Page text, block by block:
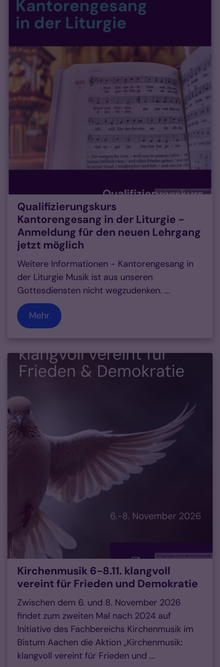
© Fachbereich Kirchenmusik
Qualifizierungskurs
Kantorengesang in der Liturgie -
Anmeldung für den neuen Lehrgang
jetzt möglich
Weitere Informationen - Kantorengesang in
der Liturgie Musik ist aus unseren
Gottesdiensten nicht wegzudenken. ...
Mehr
© Fachbereich Kirchenmusik
Kirchenmusik 6-8.11. klangvoll
vereint für Frieden und Demokratie
Zwischen dem 6. und 8. November 2026
findet zum zweiten Mal nach 2024 auf
Initiative des Fachbereichs Kirchenmusik im
Bistum Aachen die Aktion „Kirchenmusik:
klangvoll vereint für Frieden und ...